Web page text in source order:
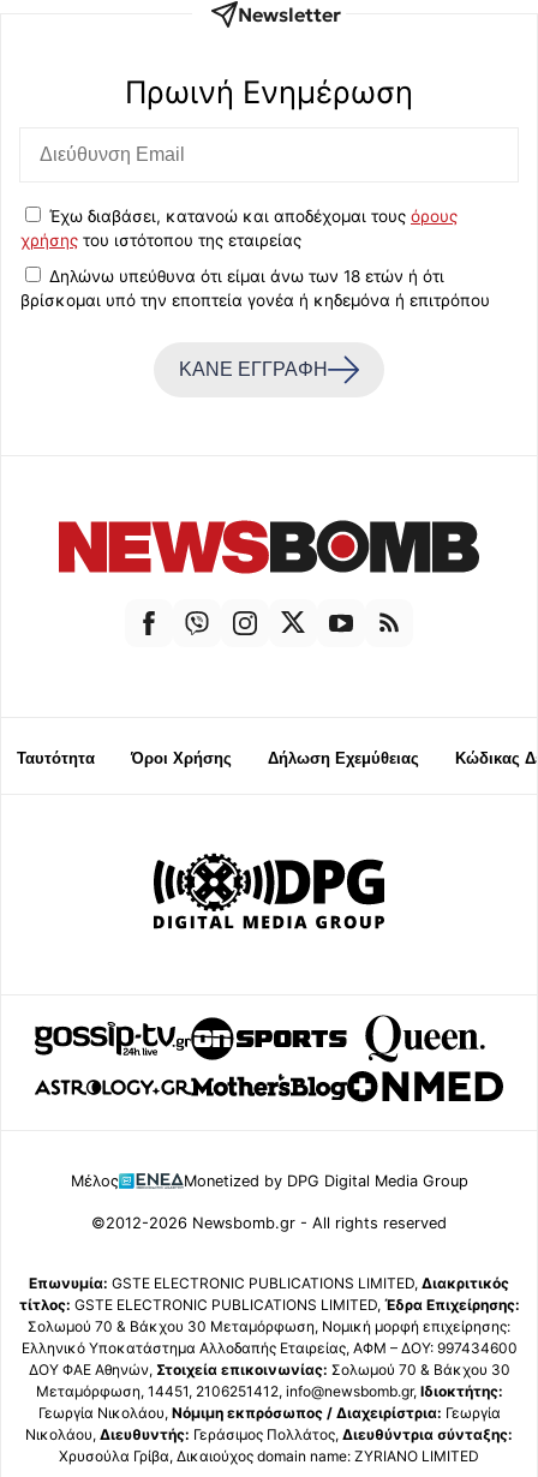
Newsletter
Πρωινή Eνημέρωση
Έχω διαβάσει, κατανοώ και αποδέχομαι τους όρους
χρήσης του ιστότοπου της εταιρείας
Δηλώνω υπεύθυνα ότι είμαι άνω των 18 ετών ή ότι
βρίσκομαι υπό την εποπτεία γονέα ή κηδεμόνα ή επιτρόπου
ΚΑΝΕ ΕΓΓΡΑΦΗ
Ταυτότητα Όροι Χρήσης Δήλωση Εχεμύθειας Κώδικας
Μέλος Monetized by DPG Digital Media Group
©2012-2026 Newsbomb.gr - All rights reserved
Επωνυμία: GSTE ELECTRONIC PUBLICATIONS LIMITED, Διακριτικός
τίτλος: GSTE ELECTRONIC PUBLICATIONS LIMITED, Έδρα Επιχείρησης:
Σολωμού 70 & Βάκχου 30 Μεταμόρφωση, Νομική μορφή επιχείρησης:
Ελληνικό Υποκατάστημα Αλλοδαπής Εταιρείας, ΑΦΜ – ΔΟΥ: 997434600
ΔΟΥ ΦΑΕ Αθηνών, Στοιχεία επικοινωνίας: Σολωμού 70 & Βάκχου 30
Μεταμόρφωση, 14451, 2106251412, info@newsbomb.gr, Ιδιοκτήτης:
Γεωργία Νικολάου, Νόμιμη εκπρόσωπος / Διαχειρίστρια: Γεωργία
Νικολάου, Διευθυντής: Γεράσιμος Πολλάτος, Διευθύντρια σύνταξης:
Χρυσούλα Γρίβα, Δικαιούχος domain name: ZYRIANO LIMITED